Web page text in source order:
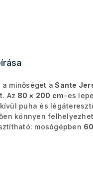
minőséget a Sante
Az 80 × 200 cm-es
puha és
könnyen
mosógépben